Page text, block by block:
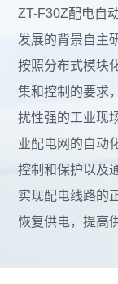
ZT-F30Z配电自
发展的背景自主
按照分布式模块
集和控制的要求
扰性强的工业现
业配电网的自动
控制和保护以及
实现配电线路的
恢复供电，提高